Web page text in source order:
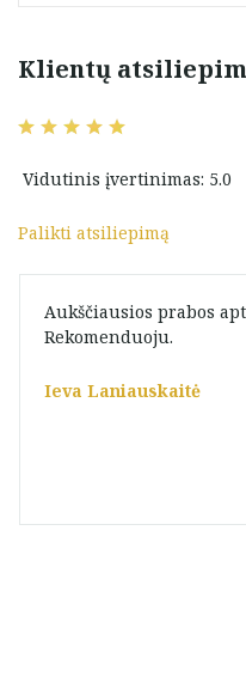
Klientų
Vidutinis įvertinimas: 5.0
Palikti atsiliepimą
Aukščiausios prabos
Rekomenduoju.
Ieva Laniauskaitė